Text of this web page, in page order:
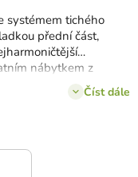
systémem tichého
přední část,
nábytkem z
Číst dále